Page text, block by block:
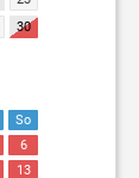
30
So
6
13